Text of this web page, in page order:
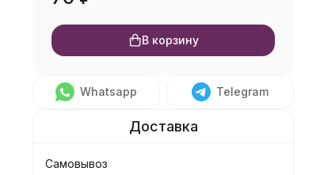
В корзину
Whatsapp Telegram
Самовывоз